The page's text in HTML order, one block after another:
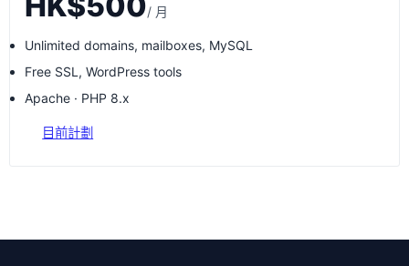
/ 月
Unlimited domains, mailboxes, MySQL
Free SSL, WordPress tools
Apache · PHP 8.x
目前計劃